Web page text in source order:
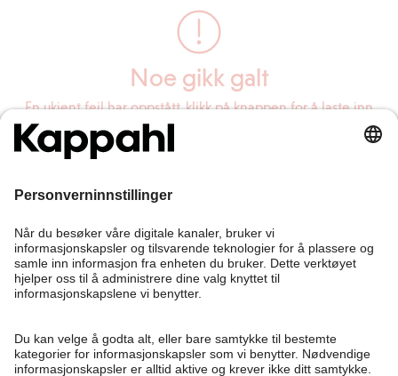
Noe gikk galt
En ukjent feil har oppstått, klikk på knappen for å laste inn
siden på nytt.